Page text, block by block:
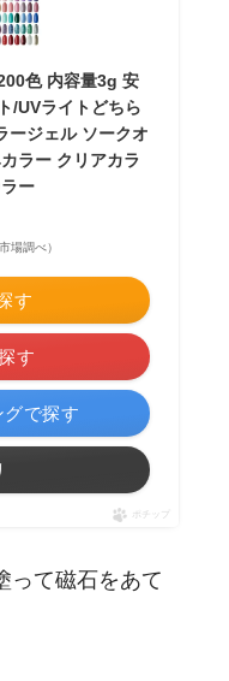
色 内容量3g 安
/UVライトどちら
ージェル ソークオ
ラー クリアカラ
ー
場調べ）
す
す
グで探す
ポチップ